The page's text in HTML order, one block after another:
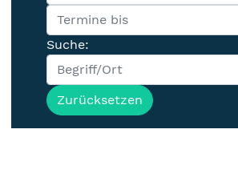
Suche:
Zurücksetzen